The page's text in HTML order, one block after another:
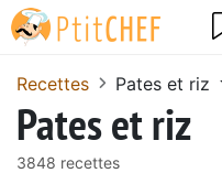
Recettes Pates et riz
Pates et riz
3848 recettes